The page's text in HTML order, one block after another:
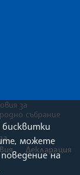
за
събрание
Декларация
можете
на